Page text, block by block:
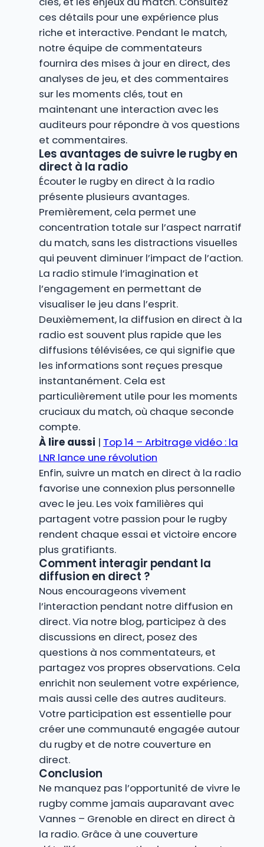
ces détails pour une expérience plus
riche et interactive. Pendant le match,
notre équipe de commentateurs
fournira des mises à jour en direct, des
analyses de jeu, et des commentaires
sur les moments clés, tout en
maintenant une interaction avec les
auditeurs pour répondre à vos questions
et commentaires.
Les avantages de suivre le rugby en
direct à la radio
Écouter le rugby en direct à la radio
présente plusieurs avantages.
Premièrement, cela permet une
concentration totale sur l’aspect narratif
du match, sans les distractions visuelles
qui peuvent diminuer l’impact de l’action.
La radio stimule l’imagination et
l’engagement en permettant de
visualiser le jeu dans l’esprit.
Deuxièmement, la diffusion en direct à la
radio est souvent plus rapide que les
diffusions télévisées, ce qui signifie que
les informations sont reçues presque
instantanément. Cela est
particulièrement utile pour les moments
cruciaux du match, où chaque seconde
compte.
À lire aussi | Top 14 – Arbitrage vidéo : la
LNR lance une révolution
Enfin, suivre un match en direct à la radio
favorise une connexion plus personnelle
avec le jeu. Les voix familières qui
partagent votre passion pour le rugby
rendent chaque essai et victoire encore
plus gratifiants.
Comment interagir pendant la
diffusion en direct ?
Nous encourageons vivement
l’interaction pendant notre diffusion en
direct. Via notre blog, participez à des
discussions en direct, posez des
questions à nos commentateurs, et
partagez vos propres observations. Cela
enrichit non seulement votre expérience,
mais aussi celle des autres auditeurs.
Votre participation est essentielle pour
créer une communauté engagée autour
du rugby et de notre couverture en
direct.
Conclusion
Ne manquez pas l’opportunité de vivre le
rugby comme jamais auparavant avec
Vannes – Grenoble en direct en direct à
la radio. Grâce à une couverture